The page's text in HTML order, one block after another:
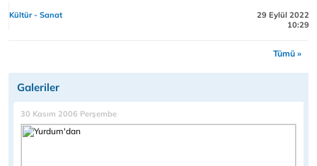
Kültür - Sanat
29 Eylül 2022
10:29
Tümü »
Galeriler
30 Kasım 2006 Perşembe